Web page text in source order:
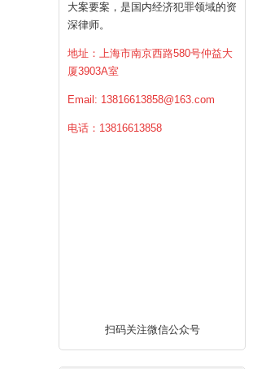
大案要案，是国内经济犯罪领域的资
深律师。
地址：上海市南京西路580号仲益大
厦3903A室
Email: 13816613858@163.com
电话：13816613858
扫码关注微信公众号